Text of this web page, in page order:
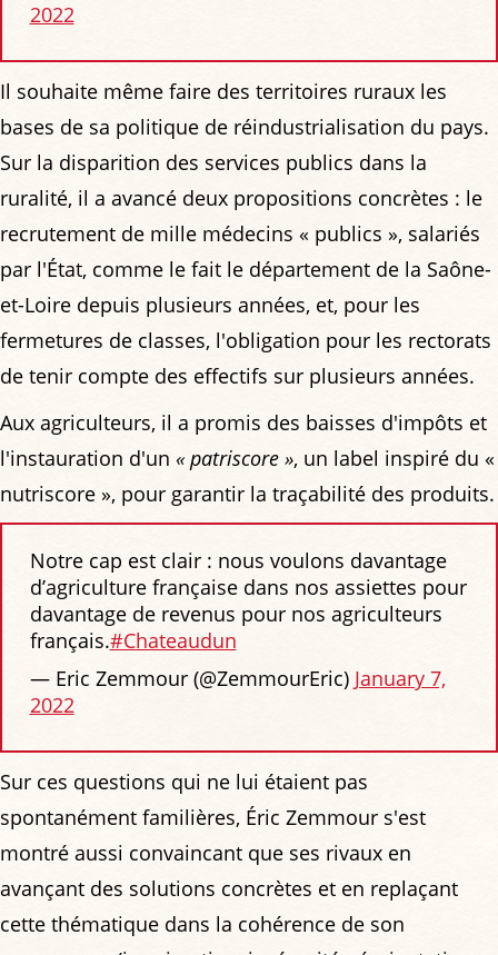
2022
Il souhaite même faire des territoires ruraux les
bases de sa politique de réindustrialisation du pays.
Sur la disparition des services publics dans la
ruralité, il a avancé deux propositions concrètes : le
recrutement de mille médecins « publics », salariés
par l'État, comme le fait le département de la Saône-
et-Loire depuis plusieurs années, et, pour les
fermetures de classes, l'obligation pour les rectorats
de tenir compte des effectifs sur plusieurs années.
Aux agriculteurs, il a promis des baisses d'impôts et
l'instauration d'un « patriscore », un label inspiré du «
nutriscore », pour garantir la traçabilité des produits.
Notre cap est clair : nous voulons davantage
d’agriculture française dans nos assiettes pour
davantage de revenus pour nos agriculteurs
français.#Chateaudun
— Eric Zemmour (@ZemmourEric) January 7,
2022
Sur ces questions qui ne lui étaient pas
spontanément familières, Éric Zemmour s'est
montré aussi convaincant que ses rivaux en
avançant des solutions concrètes et en replaçant
cette thématique dans la cohérence de son